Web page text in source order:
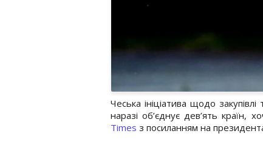
Чеська ініціатива щодо
наразі об’єднує дев’ять країн,
Times з посиланням на